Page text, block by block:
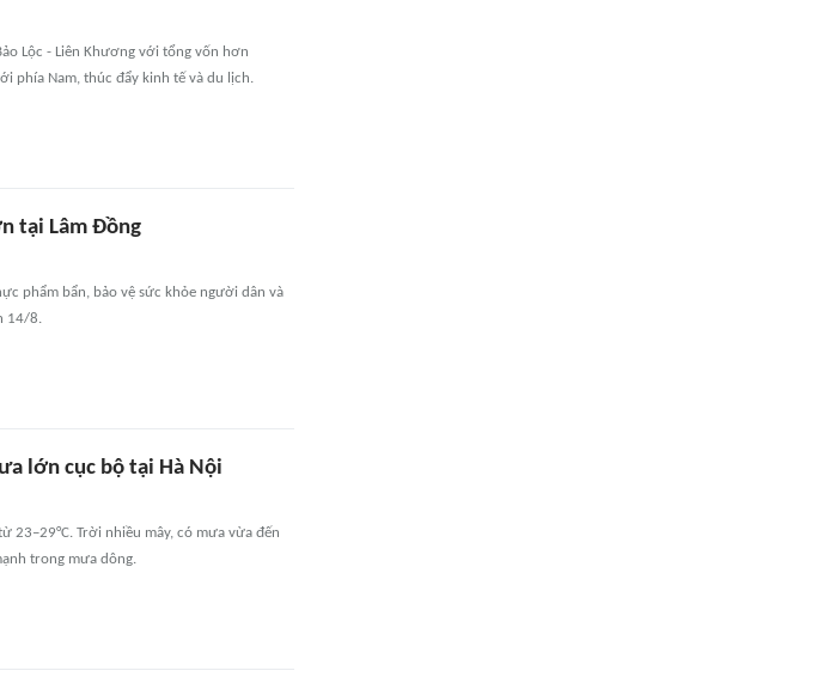
Lộc - Liên Khương với tổng vốn hơn
phía Nam, thúc đẩy kinh tế và du lịch.
tại Lâm Đồng
phẩm bẩn, bảo vệ sức khỏe người dân và
14/8.
lớn cục bộ tại Hà Nội
23–29°C. Trời nhiều mây, có mưa vừa đến
trong mưa dông.